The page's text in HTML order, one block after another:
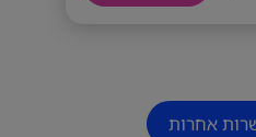
אחרות